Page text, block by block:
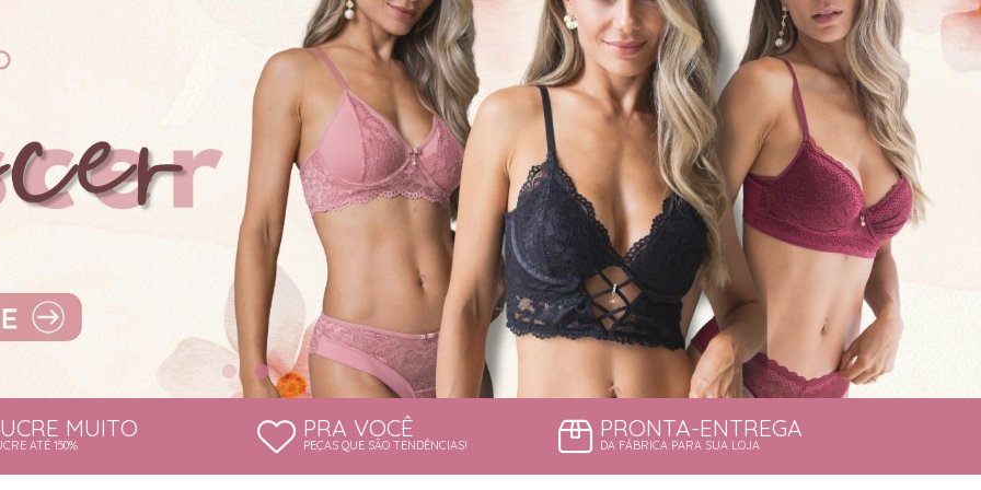
MUITO
ATÉ 150%
PRA VOCÊ
PEÇAS QUE SÃO TENDÊNCIAS!
PRONTA-ENTREGA
DA FÁBRICA PARA SUA LOJA